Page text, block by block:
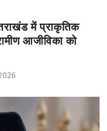
में प्राकृतिक
आजीविका को